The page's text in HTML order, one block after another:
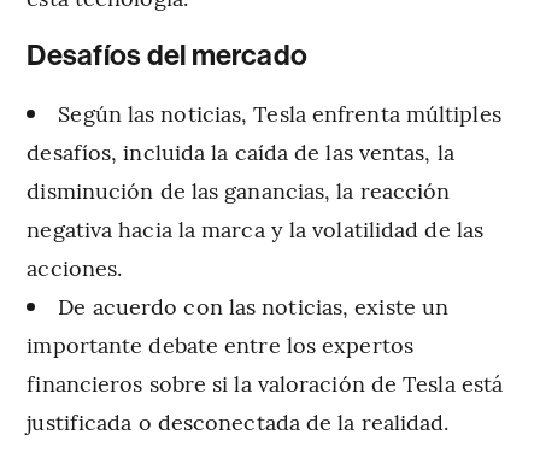
Desafíos del mercado
Según las noticias, Tesla enfrenta múltiples
desafíos, incluida la caída de las ventas, la
disminución de las ganancias, la reacción
negativa hacia la marca y la volatilidad de las
acciones.
De acuerdo con las noticias, existe un
importante debate entre los expertos
financieros sobre si la valoración de Tesla está
justificada o desconectada de la realidad.